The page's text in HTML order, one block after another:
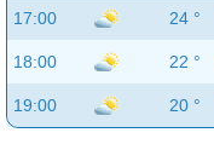
17:00 24 °
18:00 22 °
19:00 20 °